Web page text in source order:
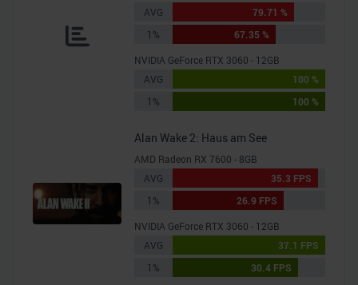
AVG
79.71 %
1%
67.35 %
NVIDIA GeForce RTX 3060 - 12GB
AVG
100 %
1%
100 %
Alan Wake 2: Haus am See
AMD Radeon RX 7600 - 8GB
AVG
35.3 FPS
1%
26.9 FPS
NVIDIA GeForce RTX 3060 - 12GB
AVG
37.1 FPS
1%
30.4 FPS